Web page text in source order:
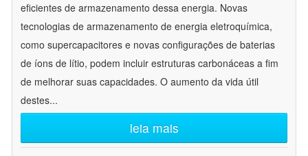
eficientes de armazenamento dessa energia. Novas
tecnologias de armazenamento de energia eletroquímica,
como supercapacitores e novas configurações de baterias
de íons de lítio, podem incluir estruturas carbonáceas a fim
de melhorar suas capacidades. O aumento da vida útil
destes...
leia mais